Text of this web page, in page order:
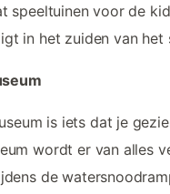
speeltuinen voor de
in het zuiden van het
is iets dat je
wordt er van alles
de